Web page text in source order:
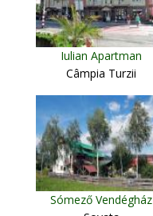
Iulian Apartman
Câmpia Turzii
Sómező Vendégház